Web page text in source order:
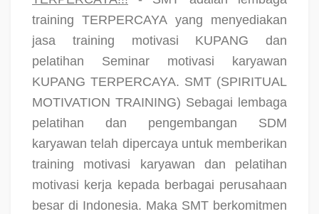
training TERPERCAYA yang menyediakan
jasa training motivasi KUPANG dan
pelatihan Seminar motivasi karyawan
KUPANG TERPERCAYA. SMT (SPIRITUAL
MOTIVATION TRAINING) Sebagai lembaga
pelatihan dan pengembangan SDM
karyawan telah dipercaya untuk memberikan
training motivasi karyawan dan pelatihan
motivasi kerja kepada berbagai perusahaan
besar di Indonesia. Maka SMT berkomitmen